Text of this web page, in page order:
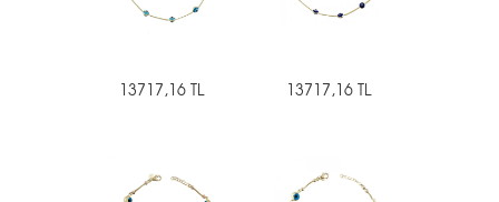
13717,16 TL 13717,16 TL